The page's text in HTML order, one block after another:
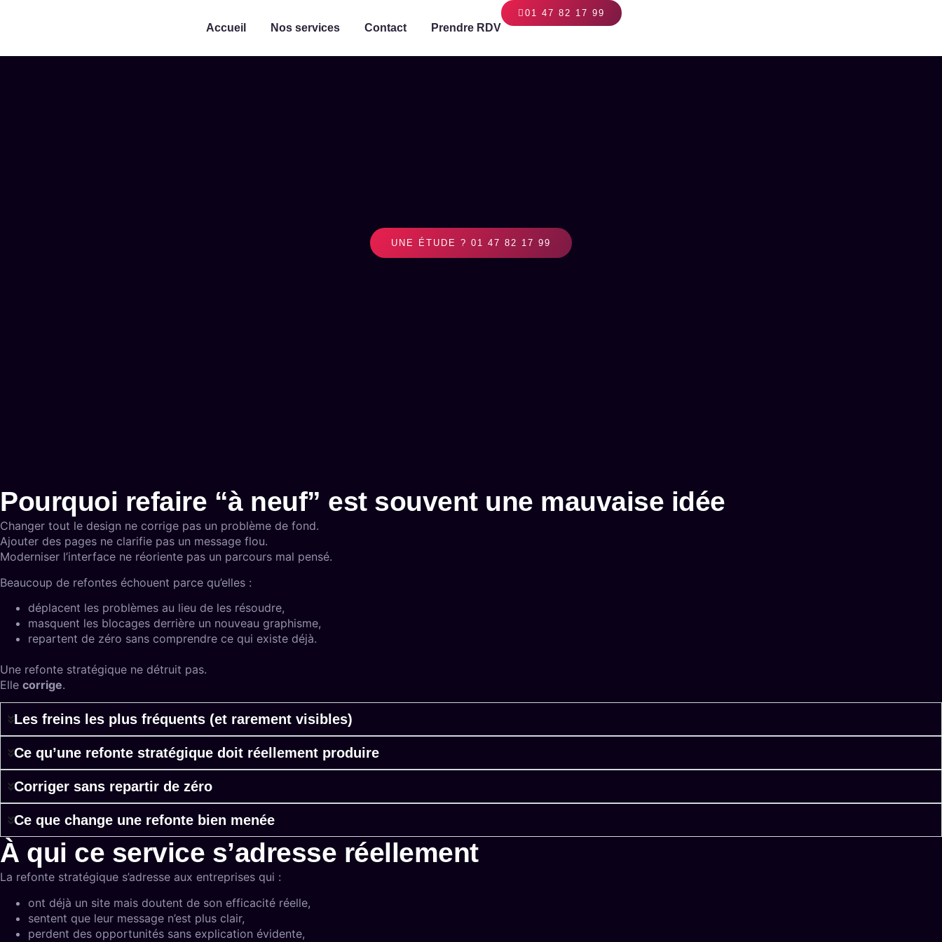
Accueil Nos services Contact Prendre RDV
01 47 82 17 99
UNE ÉTUDE ? 01 47 82 17 99
Pourquoi refaire “à neuf” est souvent une mauvaise idée
Changer tout le design ne corrige pas un problème de fond.
Ajouter des pages ne clarifie pas un message flou.
Moderniser l’interface ne réoriente pas un parcours mal pensé.
Beaucoup de refontes échouent parce qu’elles :
déplacent les problèmes au lieu de les résoudre,
masquent les blocages derrière un nouveau graphisme,
repartent de zéro sans comprendre ce qui existe déjà.
Une refonte stratégique ne détruit pas.
Elle corrige.
Les freins les plus fréquents (et rarement visibles)
Ce qu’une refonte stratégique doit réellement produire
Corriger sans repartir de zéro
Ce que change une refonte bien menée
À qui ce service s’adresse réellement
La refonte stratégique s’adresse aux entreprises qui :
ont déjà un site mais doutent de son efficacité réelle,
sentent que leur message n’est plus clair,
perdent des opportunités sans explication évidente,